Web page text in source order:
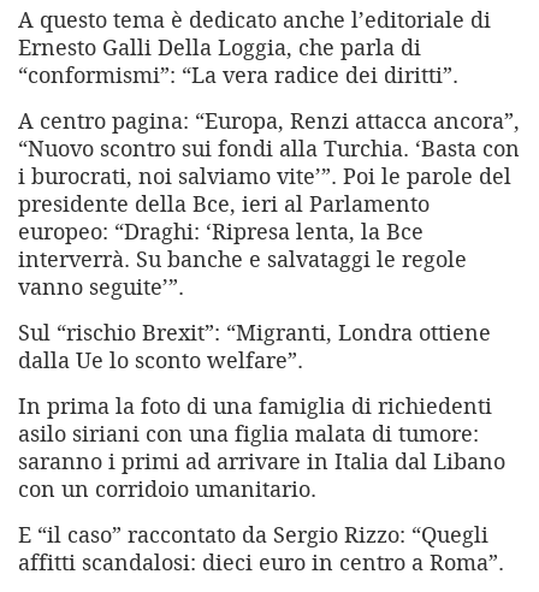
A questo tema è dedicato anche l’editoriale di
Ernesto Galli Della Loggia, che parla di
“conformismi”: “La vera radice dei diritti”.
A centro pagina: “Europa, Renzi attacca ancora”,
“Nuovo scontro sui fondi alla Turchia. ‘Basta con
i burocrati, noi salviamo vite’”. Poi le parole del
presidente della Bce, ieri al Parlamento
europeo: “Draghi: ‘Ripresa lenta, la Bce
interverrà. Su banche e salvataggi le regole
vanno seguite’”.
Sul “rischio Brexit”: “Migranti, Londra ottiene
dalla Ue lo sconto welfare”.
In prima la foto di una famiglia di richiedenti
asilo siriani con una figlia malata di tumore:
saranno i primi ad arrivare in Italia dal Libano
con un corridoio umanitario.
E “il caso” raccontato da Sergio Rizzo: “Quegli
affitti scandalosi: dieci euro in centro a Roma”.